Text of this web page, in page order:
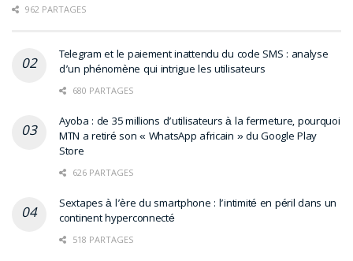
962 PARTAGES
Telegram et le paiement inattendu du code SMS : analyse
d’un phénomène qui intrigue les utilisateurs
680 PARTAGES
Ayoba : de 35 millions d’utilisateurs à la fermeture, pourquoi
MTN a retiré son « WhatsApp africain » du Google Play
Store
626 PARTAGES
Sextapes à l’ère du smartphone : l’intimité en péril dans un
continent hyperconnecté
518 PARTAGES